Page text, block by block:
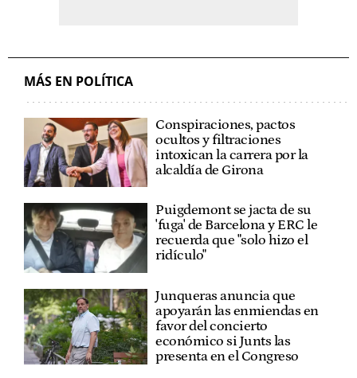
MÁS EN POLÍTICA
Conspiraciones, pactos
ocultos y filtraciones
intoxican la carrera por la
alcaldía de Girona
Puigdemont se jacta de su
'fuga' de Barcelona y ERC le
recuerda que "solo hizo el
ridículo"
Junqueras anuncia que
apoyarán las enmiendas en
favor del concierto
económico si Junts las
presenta en el Congreso